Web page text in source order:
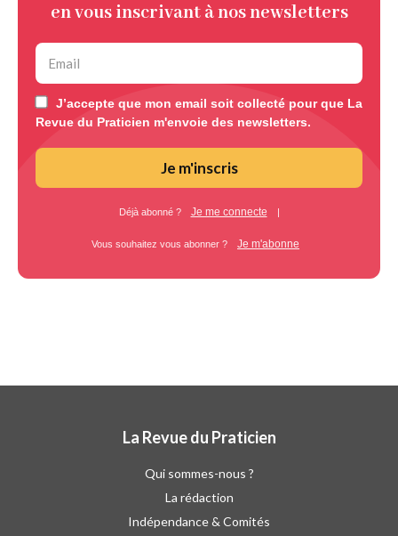
en vous inscrivant à nos newsletters
J’accepte que mon email soit collecté pour que La
Revue du Praticien m'envoie des newsletters.
Je m'inscris
Déjà abonné ? Je me connecte |
Vous souhaitez vous abonner ? Je m'abonne
La Revue du Praticien
Qui sommes-nous ?
La rédaction
Indépendance & Comités